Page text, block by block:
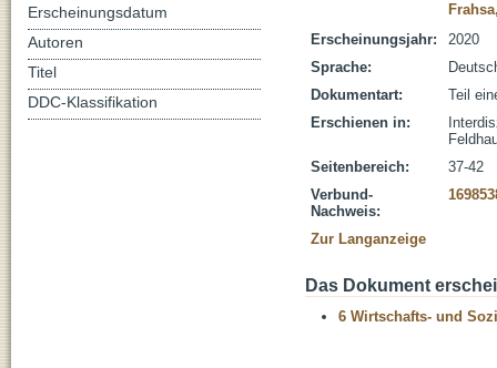
Erscheinungsjahr:
2020
Sprache:
Dokumentart:
Teil
Erschienen in:
Seitenbereich:
37-42
Verbund-
Nachweis:
Zur Langanzeige
Das Dokument
6 Wirtschafts- und
Erscheinungsdatum
Autoren
Titel
DDC-Klassifikation